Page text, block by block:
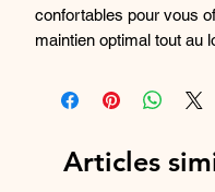
confortables pour vous
maintien optimal tout au
intemporel en fait un
dans sa garde-robe.
élégante, cette culotte
Articles